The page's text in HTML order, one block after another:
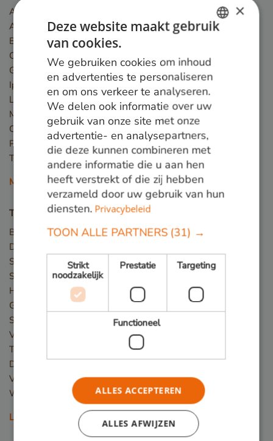
Angelim Vermelho
Azobé
Basralocus
Cumaru
Guariuba
Ipé
Louro preto
Massaranduba
Okan
Piquia
Tali
Meer houtsoorten
Toepassingen
Bruggen
Damwand / Beschoeiing
Straatmeubilair
Speeltoestellen
Hekwerk
Gevelbekleding
Steigers
Vlonder
Terras
Dakterras
Veranda
Winkelvloer en showroom
Lees meer
GERMAN
ENGLISH
×
Deze website maakt gebruik
van cookies.
We gebruiken cookies om inhoud
en advertenties te personaliseren
en om ons verkeer te analyseren.
We delen ook informatie over uw
gebruik van onze site met onze
advertentie- en analysepartners,
die deze kunnen combineren met
andere informatie die u aan hen
heeft verstrekt of die zij hebben
verzameld door uw gebruik van hun
diensten. Privacybeleid
TOON ALLE PARTNERS (31) →
Strikt
noodzakelijk
Prestatie Targeting
Functioneel
ALLES ACCEPTEREN
ALLES AFWIJZEN